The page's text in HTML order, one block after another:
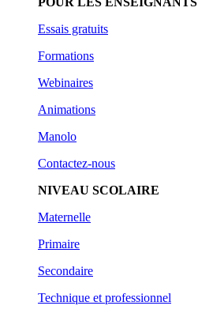
Essais gratuits
Formations
Webinaires
Animations
Manolo
Contactez-nous
NIVEAU SCOLAIRE
Maternelle
Primaire
Secondaire
Technique et professionnel